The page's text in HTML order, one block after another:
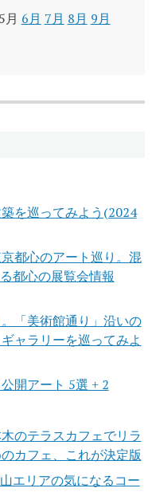
5月 6月 7月 8月 9月
を巡ってみよう(2024
都心のアート巡り。混
都心の展覧会情報
「美術館通り」沿いの
ャラリーを巡ってみよ
開アート 5選 + 2
のテラスカフェでリラ
カフェ、これが決定版
エリアの気になるコー